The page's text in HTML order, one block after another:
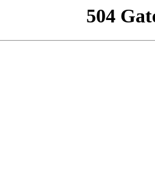
504